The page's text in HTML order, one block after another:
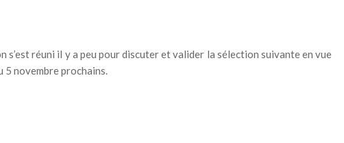
réuni il y a peu pour discuter et valider la sélection suivante en vue
5 novembre prochains.